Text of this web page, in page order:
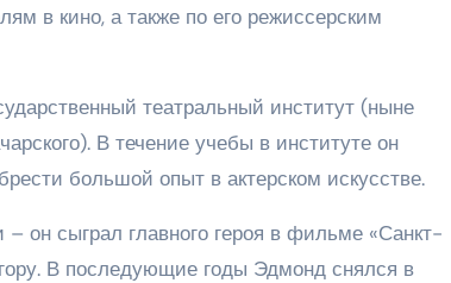
в кино, а также по его режиссерским
театральный институт (ныне
В течение учебы в институте он
большой опыт в актерском искусстве.
он сыграл главного героя в фильме «Санкт-
В последующие годы Эдмонд снялся в